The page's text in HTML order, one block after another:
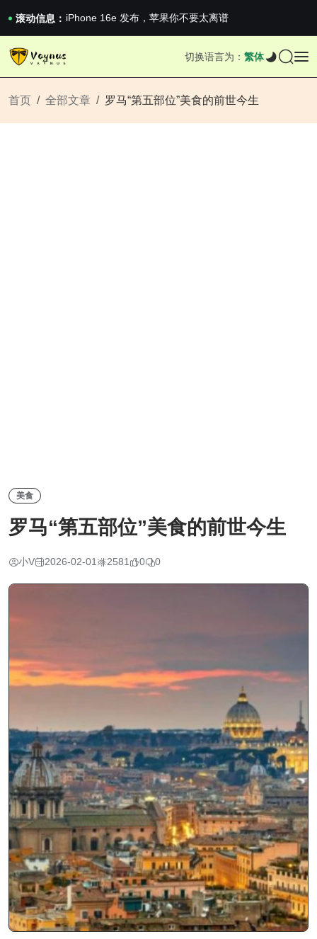
滚动信息： 2026澳网男单收官：全满贯对上全满亚，德约...
《巅峰守卫 Highguard》正式上线，官...
iPhone 16e 发布，苹果你不要太离谱
切换语言为： 繁体
首页 全部文章 罗马“第五部位”美食的前世今生
美食
罗马“第五部位”美食的前世今生
小V 2026-02-01 2581 0 0